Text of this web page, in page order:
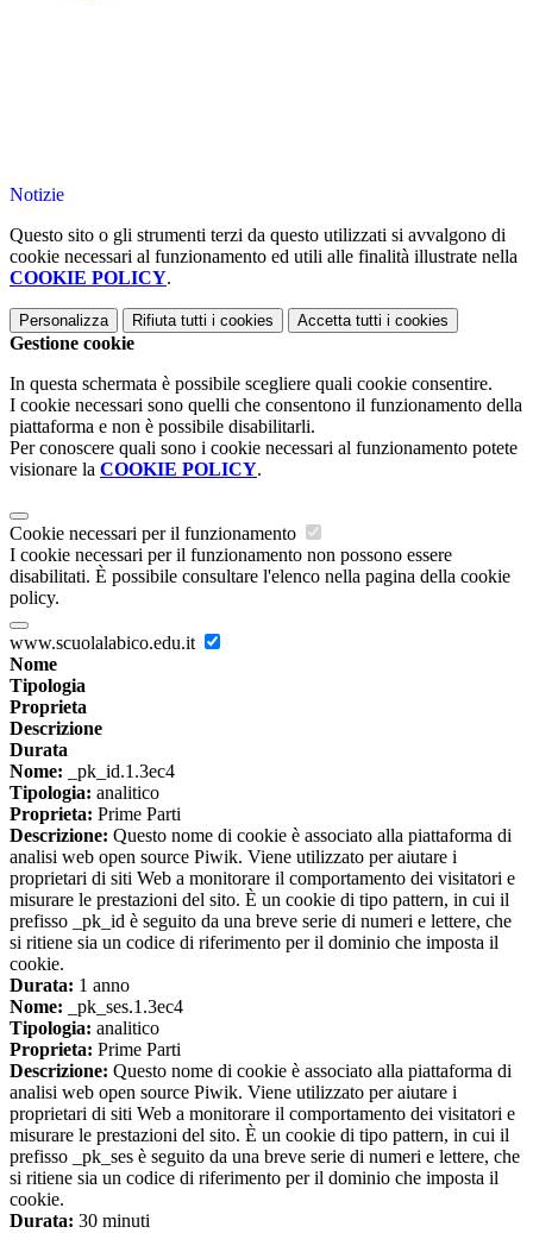
Notizie
Questo sito o gli strumenti terzi da questo utilizzati si avvalgono di
cookie necessari al funzionamento ed utili alle finalità illustrate nella
COOKIE POLICY.
Personalizza Rifiuta tutti i cookies Accetta tutti i cookies
Gestione cookie
In questa schermata è possibile scegliere quali cookie consentire.
I cookie necessari sono quelli che consentono il funzionamento della
piattaforma e non è possibile disabilitarli.
Per conoscere quali sono i cookie necessari al funzionamento potete
visionare la COOKIE POLICY.
Cookie necessari per il funzionamento
I cookie necessari per il funzionamento non possono essere
disabilitati. È possibile consultare l'elenco nella pagina della cookie
policy.
www.scuolalabico.edu.it
Nome
Tipologia
Proprieta
Descrizione
Durata
Nome: _pk_id.1.3ec4
Tipologia: analitico
Proprieta: Prime Parti
Descrizione: Questo nome di cookie è associato alla piattaforma di
analisi web open source Piwik. Viene utilizzato per aiutare i
proprietari di siti Web a monitorare il comportamento dei visitatori e
misurare le prestazioni del sito. È un cookie di tipo pattern, in cui il
prefisso _pk_id è seguito da una breve serie di numeri e lettere, che
si ritiene sia un codice di riferimento per il dominio che imposta il
cookie.
Durata: 1 anno
Nome: _pk_ses.1.3ec4
Tipologia: analitico
Proprieta: Prime Parti
Descrizione: Questo nome di cookie è associato alla piattaforma di
analisi web open source Piwik. Viene utilizzato per aiutare i
proprietari di siti Web a monitorare il comportamento dei visitatori e
misurare le prestazioni del sito. È un cookie di tipo pattern, in cui il
prefisso _pk_ses è seguito da una breve serie di numeri e lettere, che
si ritiene sia un codice di riferimento per il dominio che imposta il
cookie.
Durata: 30 minuti